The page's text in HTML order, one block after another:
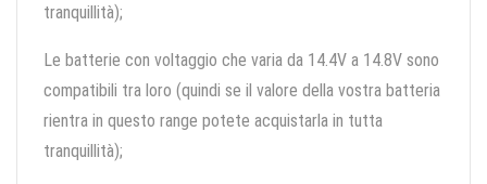
tranquillità);
Le batterie con voltaggio che varia da 14.4V a 14.8V sono
compatibili tra loro (quindi se il valore della vostra batteria
rientra in questo range potete acquistarla in tutta
tranquillità);